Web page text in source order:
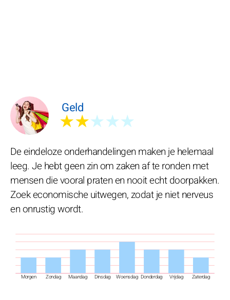
Geld
★★★★★
Morgen Zondag Maandag Dinsdag Woensdag Donderdag Vrijdag Zaterdag
De eindeloze onderhandelingen maken je helemaal
leeg. Je hebt geen zin om zaken af te ronden met
mensen die vooral praten en nooit echt doorpakken.
Zoek economische uitwegen, zodat je niet nerveus
en onrustig wordt.